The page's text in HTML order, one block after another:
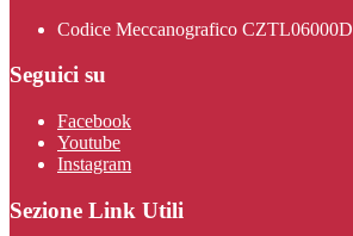
Codice Meccanografico CZTL06000D
Seguici su
Facebook
Youtube
Instagram
Sezione Link Utili